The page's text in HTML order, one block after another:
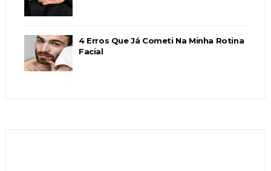
4 Erros Que Já Cometi Na Minha Rotina
Facial